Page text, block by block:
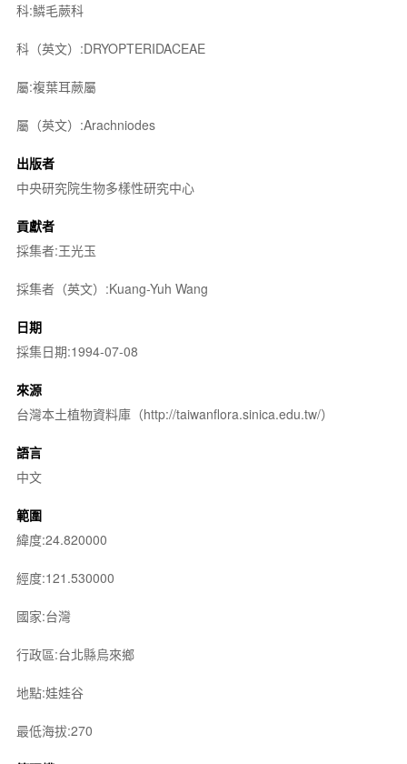
科:鱗毛蕨科
科（英文）:DRYOPTERIDACEAE
屬:複葉耳蕨屬
屬（英文）:Arachniodes
出版者
中央研究院生物多樣性研究中心
貢獻者
採集者:王光玉
採集者（英文）:Kuang-Yuh Wang
日期
採集日期:1994-07-08
來源
台灣本土植物資料庫（http://taiwanflora.sinica.edu.tw/）
語言
中文
範圍
緯度:24.820000
經度:121.530000
國家:台灣
行政區:台北縣烏來鄉
地點:娃娃谷
最低海拔:270